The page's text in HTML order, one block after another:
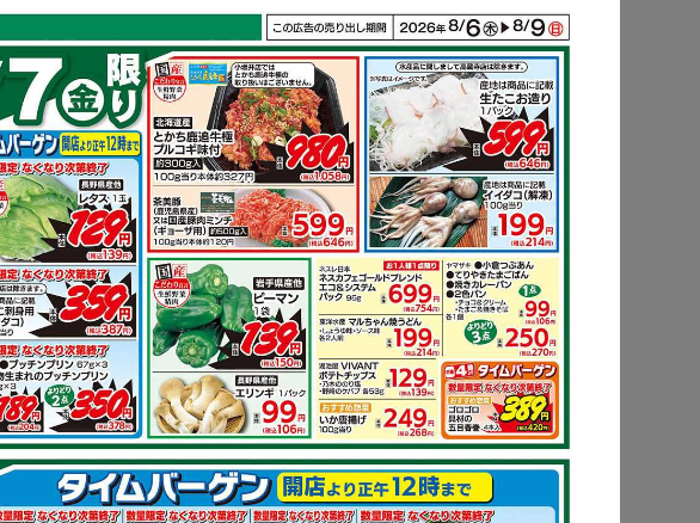
もっと見る
その他のレシピ
もっと見る